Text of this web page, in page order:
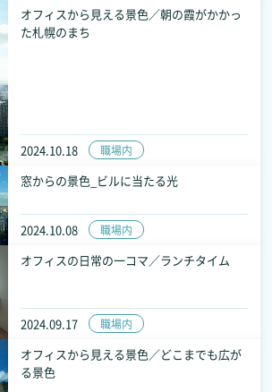
2024.10.18 職場内
オフィスから見える景色／朝の霞がかかっ
た札幌のまち
2024.10.08 職場内
窓からの景色_ビルに当たる光
2024.09.17 職場内
オフィスの日常の一コマ／ランチタイム
オフィスから見える景色／どこまでも広が
る景色